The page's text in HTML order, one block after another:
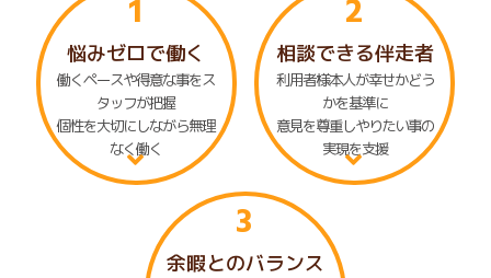
1
悩みゼロで働く
働くペースや得意な事をス
タッフが把握
個性を大切にしながら無理
なく働く
2
相談できる伴走者
利用者様本人が幸せかどう
かを基準に
意見を尊重しやりたい事の
実現を支援
3
余暇とのバランス